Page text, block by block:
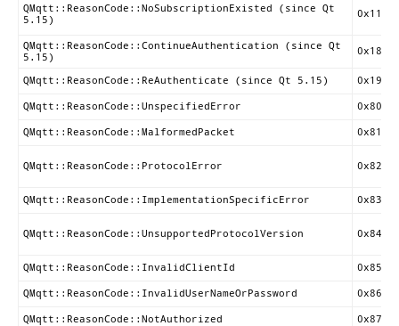
QMqtt::ReasonCode::NoSubscriptionExisted (since Qt
5.15)
0x11
QMqtt::ReasonCode::ContinueAuthentication (since Qt
5.15)
0x18
QMqtt::ReasonCode::ReAuthenticate (since Qt 5.15) 0x19
QMqtt::ReasonCode::UnspecifiedError 0x80
QMqtt::ReasonCode::MalformedPacket 0x81
QMqtt::ReasonCode::ProtocolError 0x82
QMqtt::ReasonCode::ImplementationSpecificError 0x83
QMqtt::ReasonCode::UnsupportedProtocolVersion 0x84
QMqtt::ReasonCode::InvalidClientId 0x85
QMqtt::ReasonCode::InvalidUserNameOrPassword 0x86
QMqtt::ReasonCode::NotAuthorized 0x87